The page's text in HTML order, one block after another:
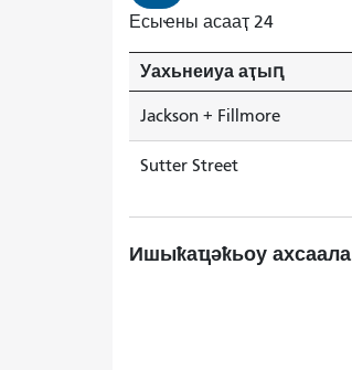
Есыҽны асааҭ 24
Уахьнеиуа аҭыԥ
Jackson + Fillmore
Sutter Street
Ишыҟаҵәҟьоу ахсаала